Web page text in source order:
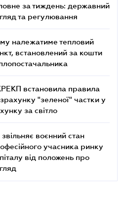
за тиждень: державний
та регулювання
належатиме тепловий
встановлений за кошти
встановила правила
"зеленої" частки у
за світло
воєнний стан
учасника ринку
від положень про